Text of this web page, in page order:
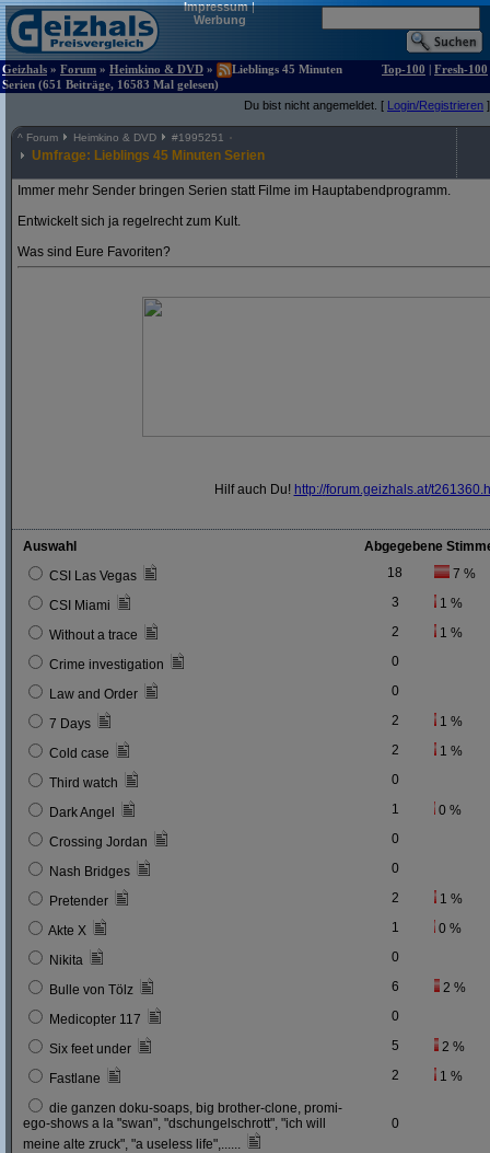
Impressum|
Werbung
Geizhals » Forum » Heimkino & DVD »
Lieblings 45 Minuten
Serien (651 Beiträge, 16583 Mal gelesen)
Top-100 | Fresh-100
Du bist nicht angemeldet. [ Login/Registrieren ]
^ Forum Heimkino & DVD #1995251
Umfrage: Lieblings 45 Minuten Serien
Immer mehr Sender bringen Serien statt Filme im Hauptabendprogramm.
Entwickelt sich ja regelrecht zum Kult.
Was sind Eure Favoriten?
Hilf auch Du! http://forum.geizhals.at/
Auswahl
Abgegebene
CSI Las Vegas
18 7 %
CSI Miami 3 1 %
Without a trace 2 1 %
Crime investigation 0
Law and Order 0
7 Days 2 1 %
Cold case 2 1 %
Third watch 0
Dark Angel 1 0 %
Crossing Jordan 0
Nash Bridges 0
Pretender 2 1 %
Akte X 1 0 %
Nikita 0
Bulle von Tölz 6 2 %
Medicopter 117 0
Six feet under 5 2 %
Fastlane 2 1 %
die ganzen doku-soaps, big brother-clone, promi-
ego-shows a la "swan", "dschungelschrott", "ich will
meine alte zruck", "a useless life",......
0